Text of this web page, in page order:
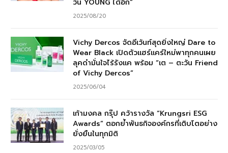
2025/08/20
Vichy Dercos จัดอีเว้นท์สุดยิ่งใหญ่ Dare to
Wear Black เปิดตัวแฮร์แคร์ใหม่พาทุกคนเผย
ลุคดำมั่นใจไร้รังแค พร้อม “เต – ตะวัน Friend
of Vichy Dercos”
2025/06/04
เก้ามงคล กรุ๊ป คว้ารางวัล “Krungsri ESG
Awards” ตอกย้ำพันธกิจองค์กรที่เติบโตอย่าง
ยั่งยืนในทุกมิติ
2025/03/05